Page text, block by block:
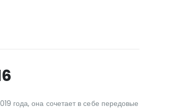
года, она сочетает в себе передовые